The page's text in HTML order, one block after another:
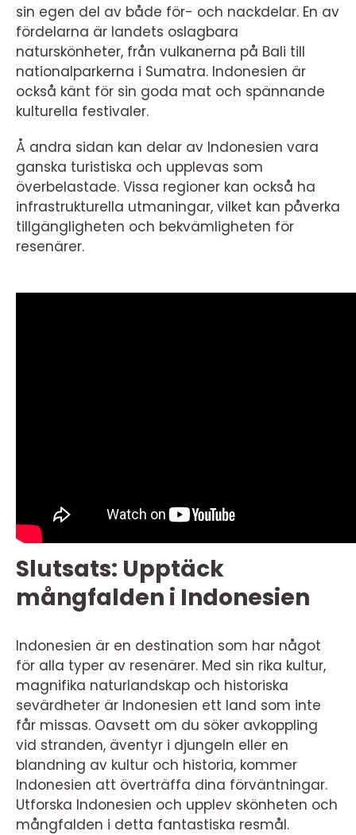
sin egen del av både för- och nackdelar. En av
fördelarna är landets oslagbara
naturskönheter, från vulkanerna på Bali till
nationalparkerna i Sumatra. Indonesien är
också känt för sin goda mat och spännande
kulturella festivaler.
Å andra sidan kan delar av Indonesien vara
ganska turistiska och upplevas som
överbelastade. Vissa regioner kan också ha
infrastrukturella utmaningar, vilket kan påverka
tillgängligheten och bekvämligheten för
resenärer.
Slutsats: Upptäck
mångfalden i Indonesien
Indonesien är en destination som har något
för alla typer av resenärer. Med sin rika kultur,
magnifika naturlandskap och historiska
sevärdheter är Indonesien ett land som inte
får missas. Oavsett om du söker avkoppling
vid stranden, äventyr i djungeln eller en
blandning av kultur och historia, kommer
Indonesien att överträffa dina förväntningar.
Utforska Indonesien och upplev skönheten och
mångfalden i detta fantastiska resmål.